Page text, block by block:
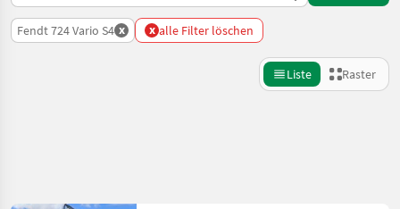
Fendt 724 Vario S4 x x alle Filter löschen
Liste Raster